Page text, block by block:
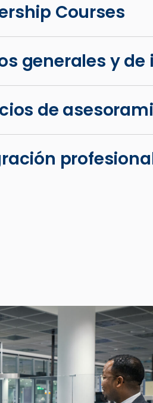
Courses
generales y
de